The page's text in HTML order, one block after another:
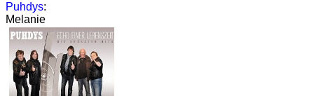
Puhdys:
Melanie